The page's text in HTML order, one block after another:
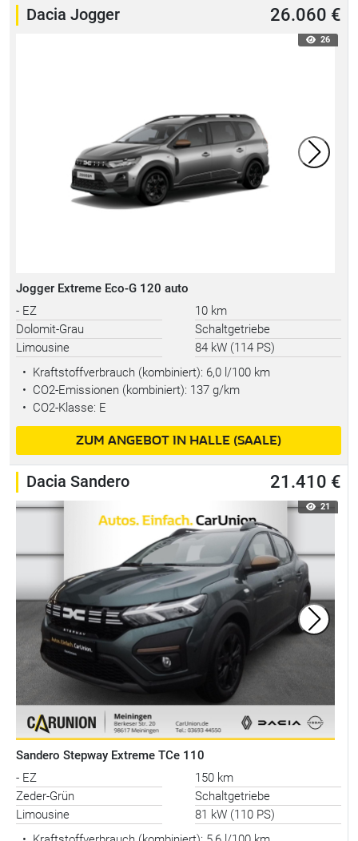
Dacia Jogger 26.060 €
26
Jogger Extreme Eco-G 120 auto
- EZ
10 km
Dolomit-Grau
Schaltgetriebe
Limousine
84 kW (114 PS)
• Kraftstoffverbrauch (kombiniert): 6,0 l/100 km
• CO2-Emissionen (kombiniert): 137 g/km
• CO2-Klasse: E
ZUM ANGEBOT IN HALLE (SAALE)
Dacia Sandero 21.410 €
21
Sandero Stepway Extreme TCe 110
- EZ
150 km
Zeder-Grün
Schaltgetriebe
Limousine
81 kW (110 PS)